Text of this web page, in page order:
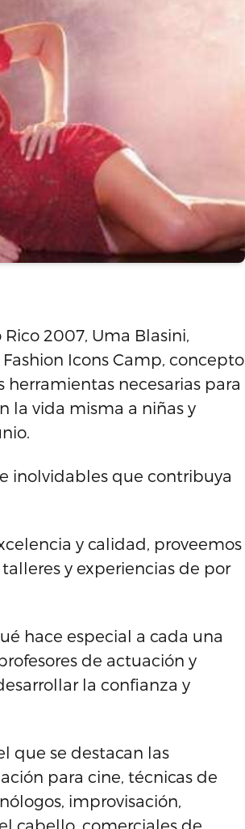
Rico 2007, Uma Blasini,
Icons Camp, concepto
necesarias para
la vida misma a niñas y
inolvidables que contribuya
y calidad, proveemos
y experiencias de por
hace especial a cada una
de actuación y
la confianza y
que se destacan las
para cine, técnicas de
improvisación,
cabello, comerciales de